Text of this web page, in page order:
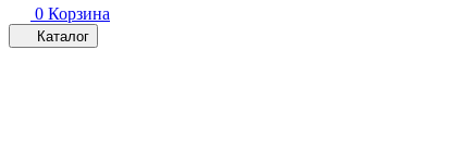
0 Корзина
Каталог